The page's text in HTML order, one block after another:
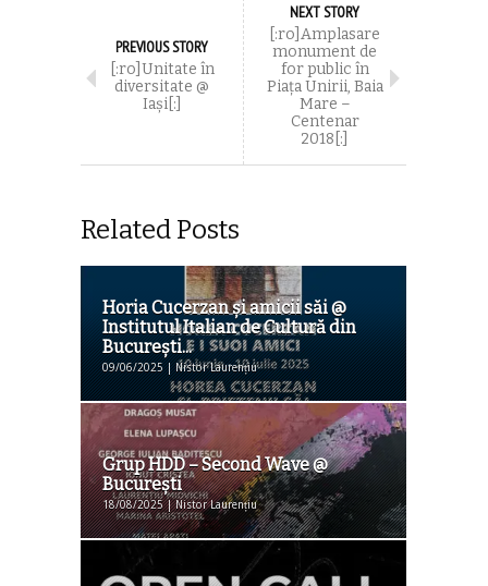
PREVIOUS STORY
[:ro]Unitate în
diversitate @
Iași[:]
NEXT STORY
[:ro]Amplasare
monument de
for public în
Piața Unirii, Baia
Mare –
Centenar
2018[:]
Related Posts
Horia Cucerzan şi amicii săi @
Institutul Italian de Cultură din
Bucureşti...
09/06/2025 | Nistor Laurențiu
Grup HDD – Second Wave @
Bucureşti
18/08/2025 | Nistor Laurențiu